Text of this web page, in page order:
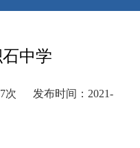
中学
次 发布时间：2021-